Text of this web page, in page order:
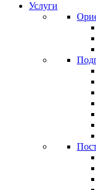
Услуги